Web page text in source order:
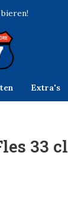
bieren!
Extra's
33 cl